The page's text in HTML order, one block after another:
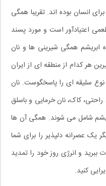
انسان بوده اند. تقریبا همگی
اعتیادآور است و مورد پسند
ابریشم همگی شیرینی ها و نان
هر کدام از منطقه ای از ایران
سلیقه ای را پاسخگوست. نان
کاک، نان خرمایی و باسلق
شامل می شوند. همگی آن ها
یک عصرانه دلپذیر را برای شما
و انرژی روز خود را تمدید
کنید.